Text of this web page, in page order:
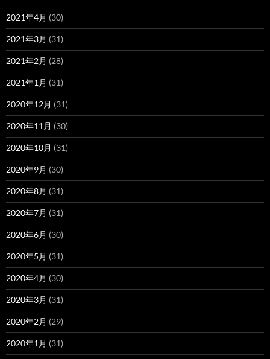
2021年4月 (30)
2021年3月 (31)
2021年2月 (28)
2021年1月 (31)
2020年12月 (31)
2020年11月 (30)
2020年10月 (31)
2020年9月 (30)
2020年8月 (31)
2020年7月 (31)
2020年6月 (30)
2020年5月 (31)
2020年4月 (30)
2020年3月 (31)
2020年2月 (29)
2020年1月 (31)